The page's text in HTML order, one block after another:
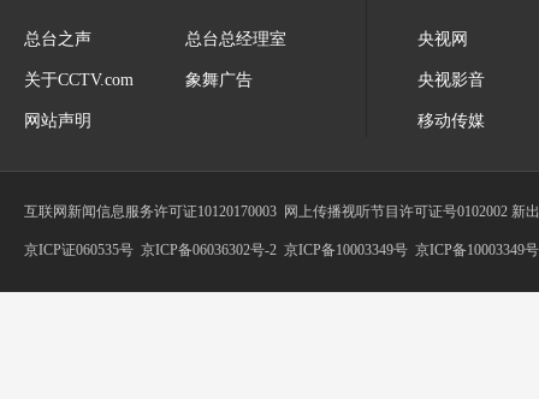
总台之声 总台总经理室
关于CCTV.com 象舞广告
网站声明
央视网
央视影音
移动传媒
互联网新闻信息服务许可证10120170003 网上传播视听节目许可证号0102002 新
京ICP证060535号 京ICP备06036302号-2 京ICP备10003349号 京ICP备10003349